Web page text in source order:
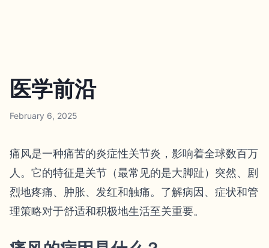
医学前沿
February 6, 2025
痛风是一种痛苦的炎症性关节炎，影响着全球数百万
人。它的特征是关节（最常见的是大脚趾）突然、剧
烈地疼痛、肿胀、发红和触痛。了解病因、症状和管
理策略对于舒适和积极地生活至关重要。